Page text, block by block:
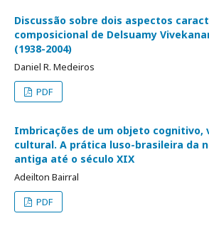
Discussão sobre dois aspectos
composicional de Delsuamy
(1938-2004)
Daniel R. Medeiros
PDF
Imbricações de um objeto cognitivo,
cultural. A prática luso-brasileira da
antiga até o século XIX
Adeilton Bairral
PDF